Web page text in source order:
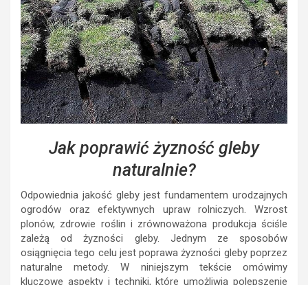
Jak poprawić żyzność gleby
naturalnie?
Odpowiednia jakość gleby jest fundamentem urodzajnych
ogrodów oraz efektywnych upraw rolniczych. Wzrost
plonów, zdrowie roślin i zrównoważona produkcja ściśle
zależą od żyzności gleby. Jednym ze sposobów
osiągnięcia tego celu jest poprawa żyzności gleby poprzez
naturalne metody. W niniejszym tekście omówimy
kluczowe aspekty i techniki, które umożliwią polepszenie